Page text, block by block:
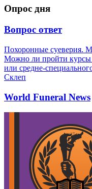
Опрос дня
Вопрос ответ
Похоронные суеверия.
Можно ли пройти курсы
или средне-
Склеп
World Funeral News